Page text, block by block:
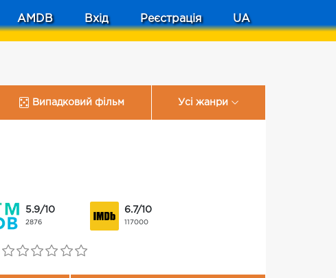
AMDB Вхід Реєстрація UA
Випадковий фільм Усі жанри
5.9/10
2876
6.7/10
117000